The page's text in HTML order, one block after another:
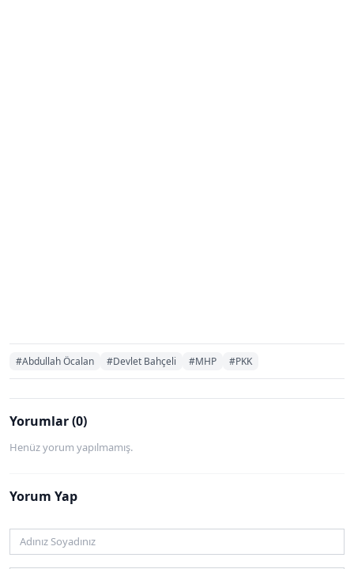
#Abdullah Öcalan #Devlet Bahçeli #MHP #PKK
Yorumlar (0)
Henüz yorum yapılmamış.
Yorum Yap